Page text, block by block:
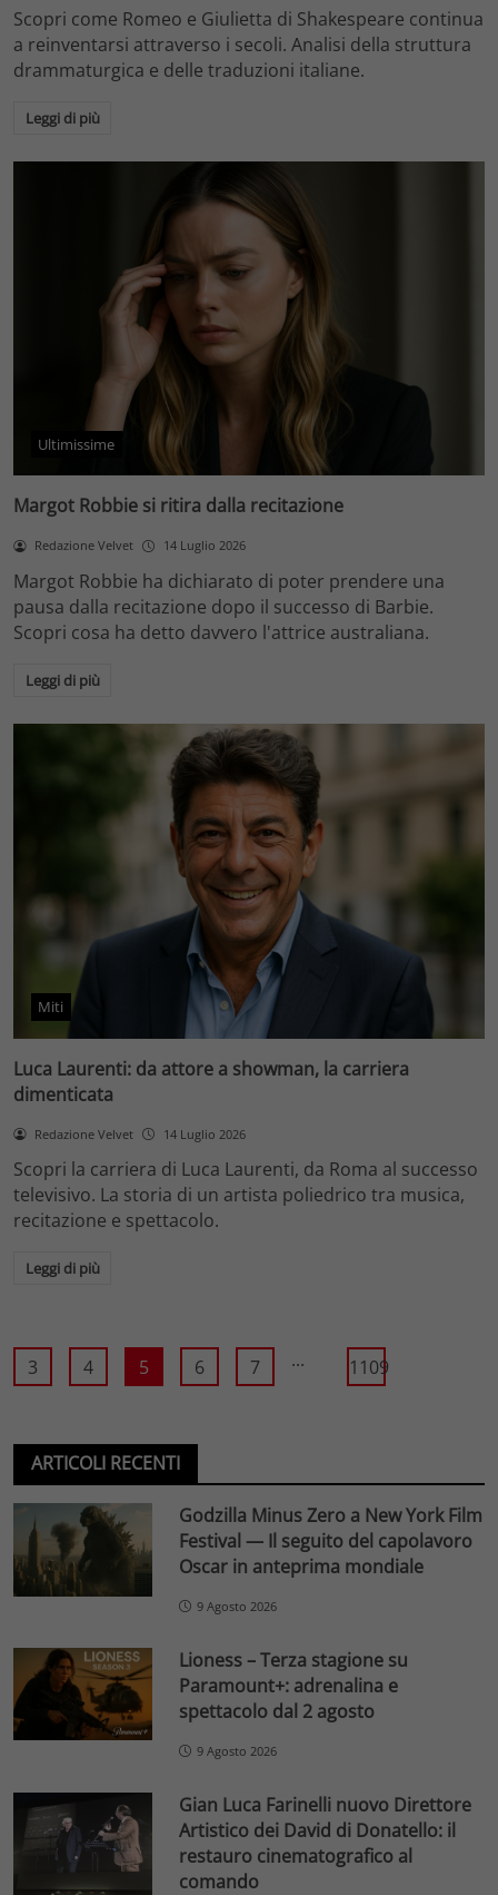
Scopri come Romeo e Giulietta di Shakespeare continua
a reinventarsi attraverso i secoli. Analisi della struttura
drammaturgica e delle traduzioni italiane.
Leggi di più
Ultimissime
Margot Robbie si ritira dalla recitazione
Redazione Velvet 14 Luglio 2026
Margot Robbie ha dichiarato di poter prendere una
pausa dalla recitazione dopo il successo di Barbie.
Scopri cosa ha detto davvero l'attrice australiana.
Leggi di più
Miti
Luca Laurenti: da attore a showman, la carriera
dimenticata
Redazione Velvet 14 Luglio 2026
Scopri la carriera di Luca Laurenti, da Roma al successo
televisivo. La storia di un artista poliedrico tra musica,
recitazione e spettacolo.
Leggi di più
3 4 5 6 7 ... 1109
ARTICOLI RECENTI
Godzilla Minus Zero a New York Film
Festival — Il seguito del capolavoro
Oscar in anteprima mondiale
9 Agosto 2026
Lioness – Terza stagione su
Paramount+: adrenalina e
spettacolo dal 2 agosto
9 Agosto 2026
Gian Luca Farinelli nuovo Direttore
Artistico dei David di Donatello: il
restauro cinematografico al
comando